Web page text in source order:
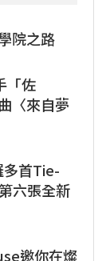
院之路
「佐
〈來自夢
多首Tie-
六張全新
邀你在燦